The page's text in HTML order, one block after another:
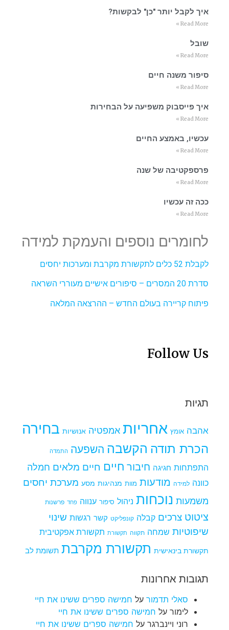
איך לקבל יותר "כן" לבקשות?
Read More »
שובל
Read More »
סיפור משנה חיים
Read More »
איך פייסבוק משפיעה על הבחירות
Read More »
עכשיו, באמצע החיים
Read More »
פרספקטיבה של שנה
Read More »
ככה זה עכשיו
Read More »
לחומרים נוספים והעמקת למידה
לקבלת 52 כלים לתקשורת מקרבת ומערכות יחסים
סדרת 20 המסרים – סיפורים אישיים מעוררי השראה
פיתוח קריירה בעולם החדש – ההרצאה המלאה
Follow Us
תגיות
אהבה אומץ אחריות אמפטיה אנושיות בחירה
הכרת תודה הקשבה השפעה התמדה
התפתחות חגיגה חיבור חיים חיים מלאים חמלה
כוונה למידה מודעות מוות מנהיגות מסע מערכת יחסים
משמעות נוכחות ניהול סיפור ענווה פחד פרשנות
ציטוט צרכים קבלה קונפליקט קשר רגשות שינוי
שיפוטיות שמחה תקווה תקשורת תקשורת אפקטיבית
תקשורת בינאישית תקשורת מקרבת תשומת לב
תגובות אחרונות
סאלי תדמור על חמישה ספרים ששינו את חיי
לימור על חמישה ספרים ששינו את חיי
רוני ויינברגר על חמישה ספרים ששינו את חיי